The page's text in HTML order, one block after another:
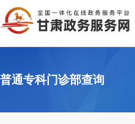
普通专科门诊部查询